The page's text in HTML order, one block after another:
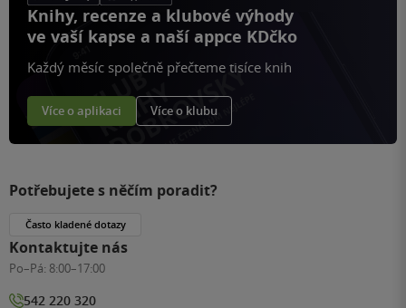
Knihy, recenze a klubové výhody
ve vaší kapse a naší appce KDčko
Každý měsíc společně přečteme tisíce knih
Více o aplikaci Více o klubu
Potřebujete s něčím poradit?
Často kladené dotazy
Kontaktujte nás
Po–Pá: 8:00–17:00
542 220 320